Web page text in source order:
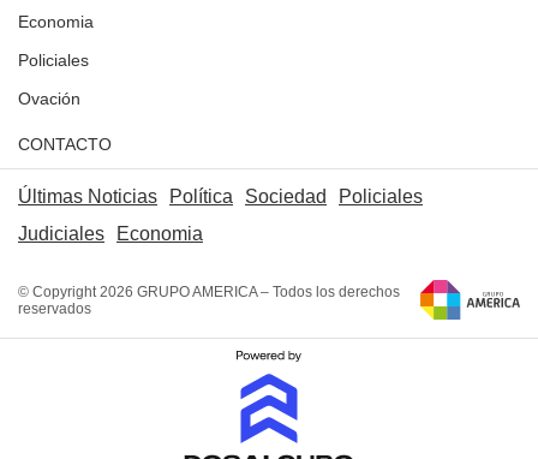
Economia
Policiales
Ovación
CONTACTO
Últimas Noticias Política Sociedad
Policiales
Judiciales
Economia
© Copyright 2026 GRUPO AMERICA – Todos los derechos
reservados